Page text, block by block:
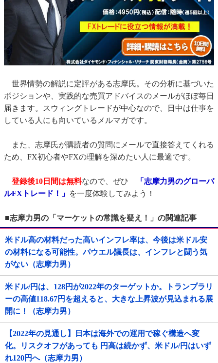
世界情勢の解説に定評がある志摩氏。その分析に基づいた
ポジションや、実践的な売買アドバイスのメールがほぼ毎日
届きます。スウィングトレードが中心なので、日中は仕事を
している人にも向いているメルマガです。
また、志摩氏が購読者の質問にメールで直接答えてくれる
ため、FX初心者やFXの理解を深めたい人に最適です。
登録後10日間は無料なので、ぜひ
「志摩力男のグローバ
ルFXトレード！」 を一度体験してみよう！
■志摩力男の「マーケットの常識を疑え！」の関連記事
米ドル高の材料だった高いインフレ率は、今後は米ドル安
の材料になる可能性。パウエル議長は、インフレと闘う気
がない（志摩力男）
米ドル/円は、128円が2022年のターゲットか。トランプラリ
ーの高値118.67円を超えると、大きな上昇波が見込まれる展
開に！（志摩力男）
【2022年の見通し】日本は海外での運用で稼ぐ構造へ変
化。リスクオフがあっても 円高は続かず、米ドル/円はいず
れ120円へ（志摩力男）